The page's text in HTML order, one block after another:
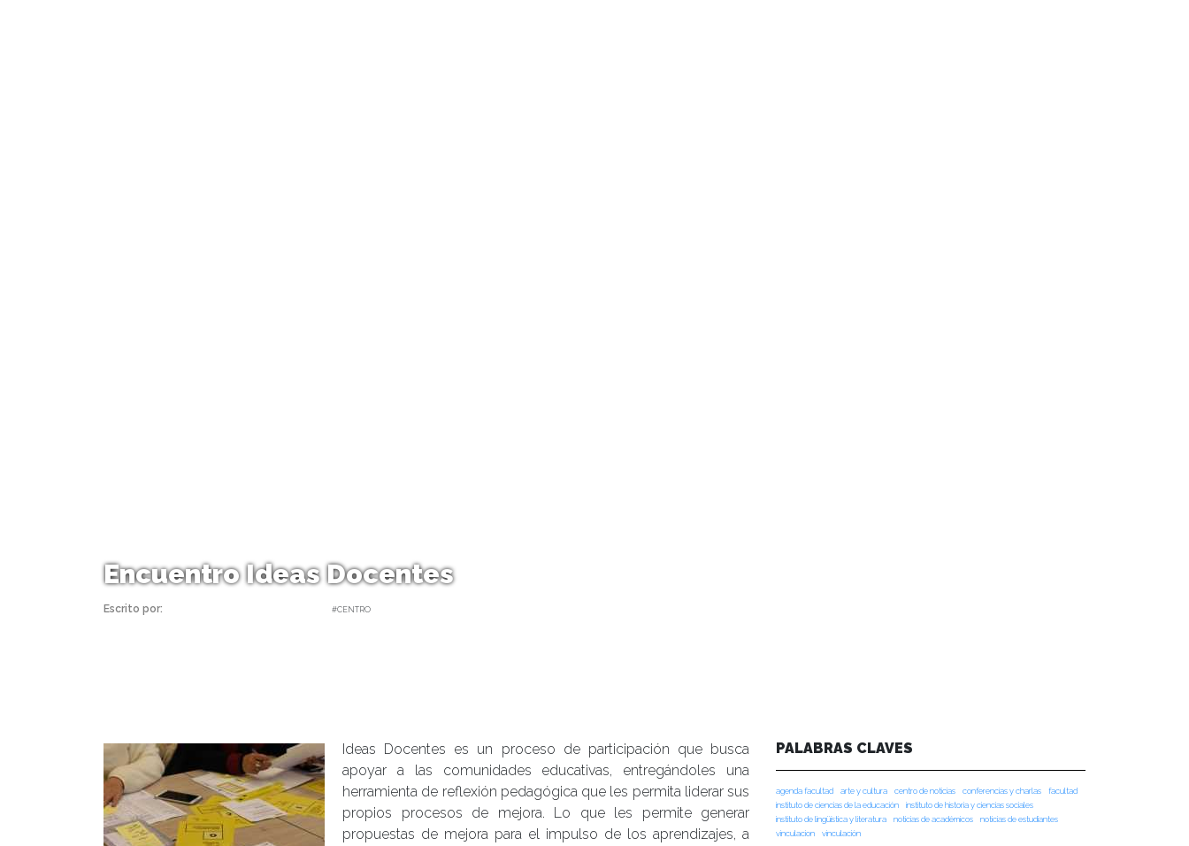
Encuentro Ideas Docentes
Escrito por: #CENTRO
Ideas Docentes es un proceso de participación que busca
apoyar a las comunidades educativas, entregándoles una
herramienta de reflexión pedagógica que les permita liderar sus
propios procesos de mejora. Lo que les permite generar
propuestas de mejora para el impulso de los aprendizajes, a
PALABRAS CLAVES
agenda facultad arte y cultura centro de noticias conferencias y charlas
facultad
instituto de ciencias de la educación
instituto de historia y ciencias sociales
instituto de lingüística y literatura
noticias de académicos
noticias de estudiantes
vinculacion
vinculación